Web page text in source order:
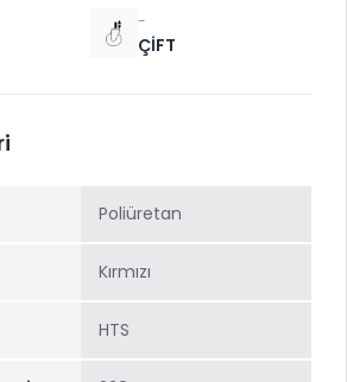
-
ÇİFT
Poliüretan
Kırmızı
HTS